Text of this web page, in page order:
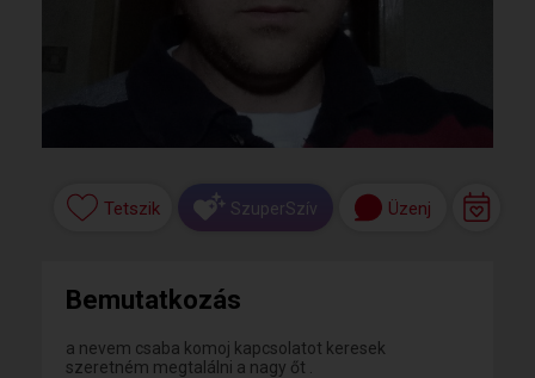
Tetszik SzuperSzív Üzenj
Bemutatkozás
a nevem csaba komoj kapcsolatot keresek
szeretném megtalálni a nagy őt .